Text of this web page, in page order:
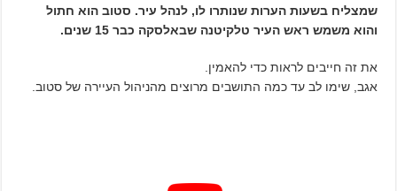
שמצליח בשעות הערות שנותרו לו, לנהל עיר. סטוב הוא חתול
והוא משמש ראש העיר טלקיטנה שבאלסקה כבר 15 שנים.
את זה חייבים לראות כדי להאמין.
אגב, שימו לב עד כמה התושבים מרוצים מהניהול העיירה של סטוב.